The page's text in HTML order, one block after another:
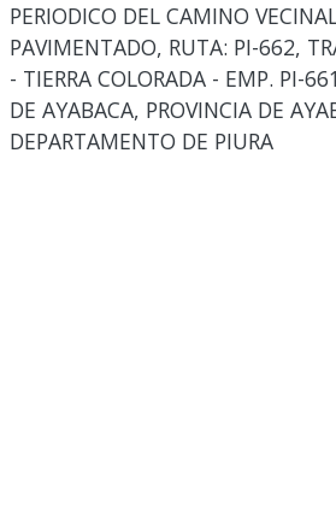
PERIODICO DEL CAMINO
PAVIMENTADO, RUTA: PI-662,
- TIERRA COLORADA - EMP. PI-
DE AYABACA, PROVINCIA DE
DEPARTAMENTO DE PIURA